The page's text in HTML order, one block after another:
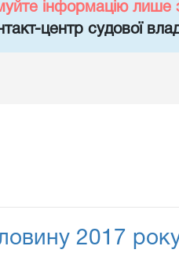
інформацію лише
центр судової
2017